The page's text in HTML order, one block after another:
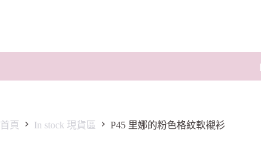
首頁 In stock 現貨區 P45 里娜的粉色格紋軟襯衫